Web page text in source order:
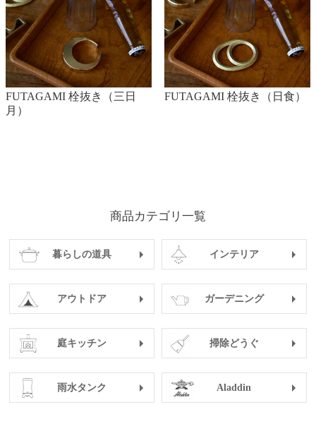
FUTAGAMI 栓抜き（三日
月）
FUTAGAMI 栓抜き（日食）
商品カテゴリ一覧
暮らしの道具 インテリア
アウトドア ガーデニング
庭キッチン 掃除どうぐ
雨水タンク Aladdin